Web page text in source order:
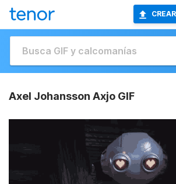
CREAR
Axel Johansson Axjo GIF